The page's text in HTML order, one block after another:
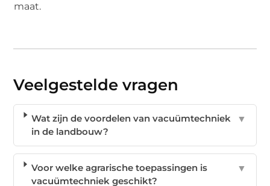
maat.
Veelgestelde vragen
Wat zijn de voordelen van vacuümtechniek
in de landbouw?
▼
Voor welke agrarische toepassingen is
vacuümtechniek geschikt?
▼